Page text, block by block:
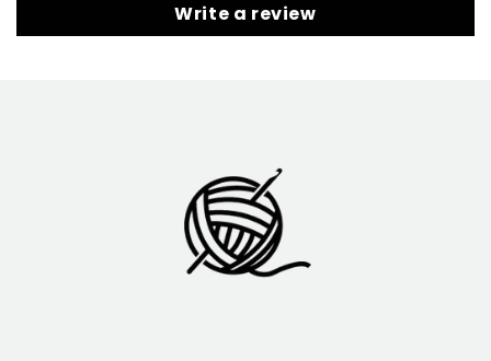
Write a review